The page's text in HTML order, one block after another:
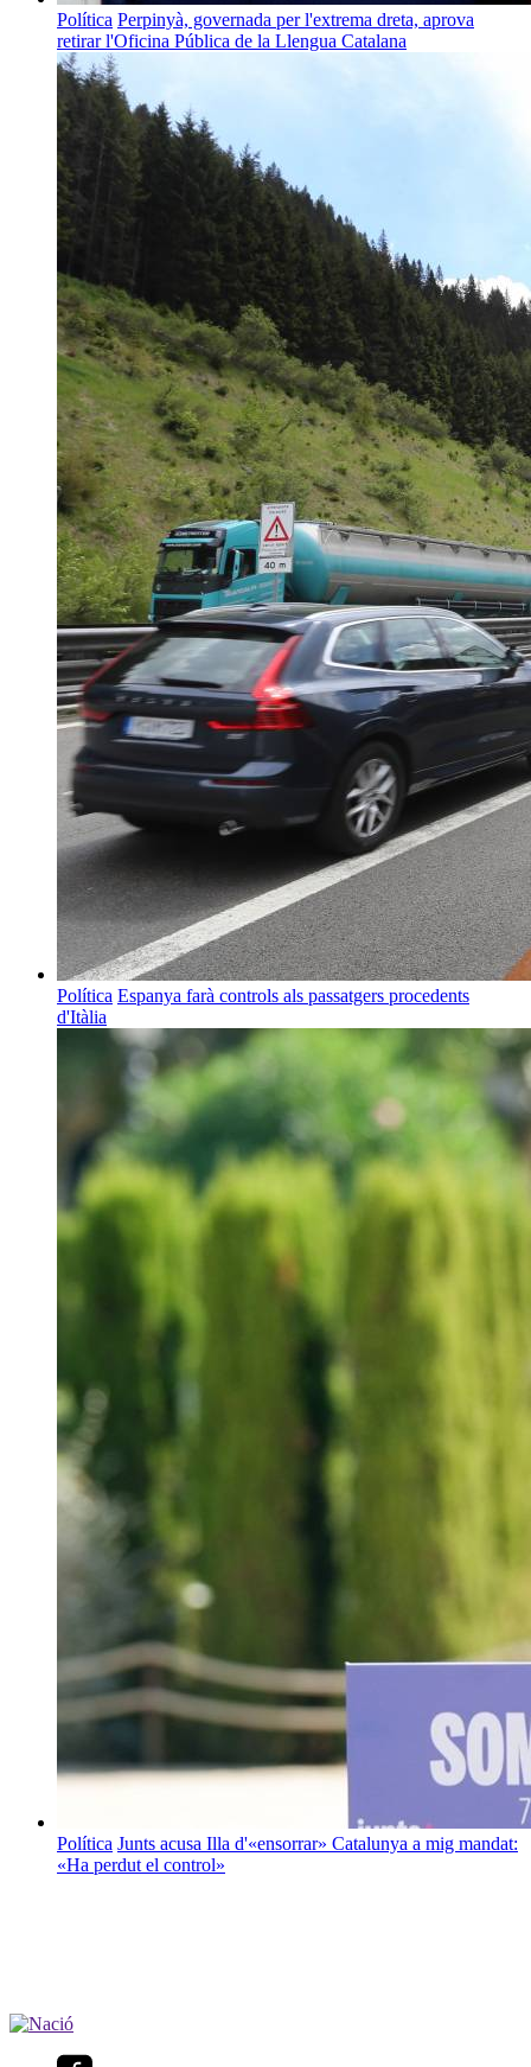
Política Perpinyà, governada per l'extrema dreta, aprova
retirar l'Oficina Pública de la Llengua Catalana
Política Espanya farà controls als passatgers procedents
d'Itàlia
Política Junts acusa Illa d'«ensorrar» Catalunya a mig mandat:
«Ha perdut el control»